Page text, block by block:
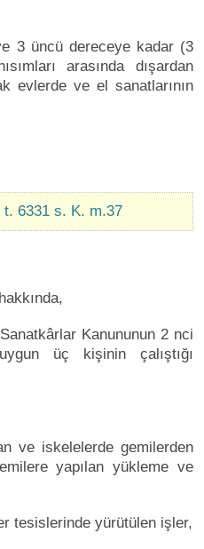
3 üncü dereceye kadar (3
arasında dışardan
evlerde ve el sanatlarının
t. 6331 s. K. m.37
Kanununun 2 nci
üç kişinin çalıştığı
ve iskelelerde gemilerden
yapılan yükleme ve
tesislerinde yürütülen işler,